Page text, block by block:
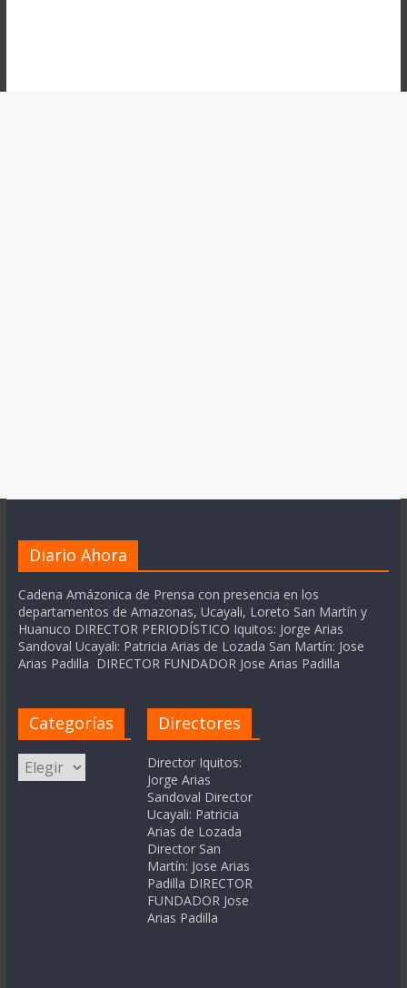
Diario Ahora
Cadena Amázonica de Prensa con presencia en los
departamentos de Amazonas, Ucayali, Loreto San Martín y
Huanuco DIRECTOR PERIODÍSTICO Iquitos: Jorge Arias
Sandoval Ucayali: Patricia Arias de Lozada San Martín: Jose
Arias Padilla DIRECTOR FUNDADOR Jose Arias Padilla
Categorías
Categorías
Directores
Director Iquitos:
Jorge Arias
Sandoval Director
Ucayali: Patricia
Arias de Lozada
Director San
Martín: Jose Arias
Padilla DIRECTOR
FUNDADOR Jose
Arias Padilla